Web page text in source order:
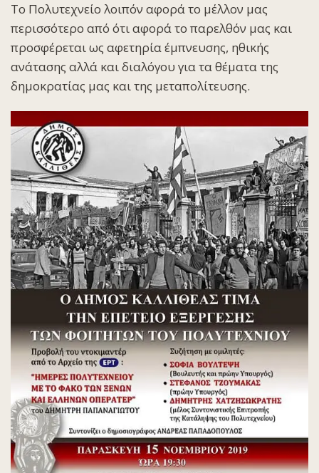
Το Πολυτεχνείο λοιπόν αφορά το μέλλον μας
περισσότερο από ότι αφορά το παρελθόν μας και
προσφέρεται ως αφετηρία έμπνευσης, ηθικής
ανάτασης αλλά και διαλόγου για τα θέματα της
δημοκρατίας μας και της μεταπολίτευσης.